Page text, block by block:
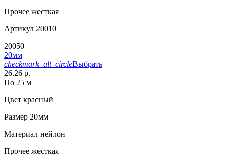
Прочее жесткая
Артикул 20010
20050
20мм
checkmark_alt_circleВыбрать
26.26 р.
По 25 м
Цвет красный
Размер 20мм
Материал нейлон
Прочее жесткая